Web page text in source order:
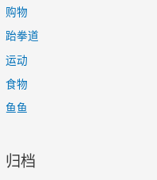
购物
跆拳道
运动
食物
鱼鱼
归档